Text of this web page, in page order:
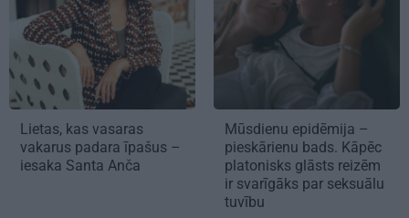
Lietas, kas vasaras
vakarus padara īpašus –
iesaka Santa Anča
Mūsdienu epidēmija –
pieskārienu bads. Kāpēc
platonisks glāsts reizēm
ir svarīgāks par seksuālu
tuvību